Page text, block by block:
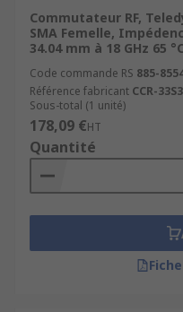
Commutateur RF,
SMA Femelle,
34.04 mm à 18 GHz 65
Code commande RS 885-
Référence fabricant CCR-
Sous-total (1 unité)
178,09 €HT
Quantité